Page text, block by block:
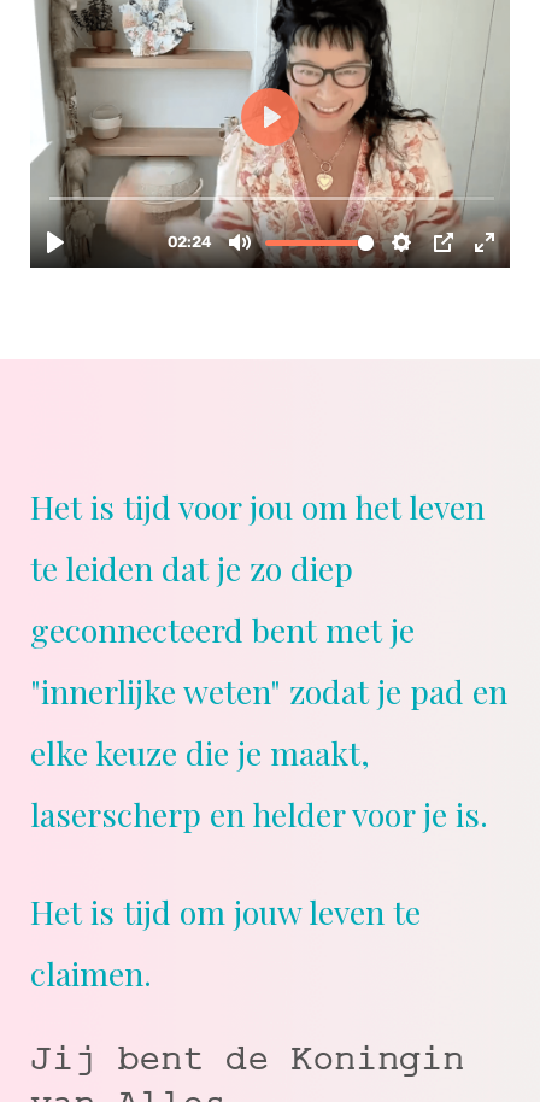
Het is tijd voor jou om het leven
te leiden dat je zo diep
geconnecteerd bent met je
"innerlijke weten" zodat je pad en
elke keuze die je maakt,
laserscherp en helder voor je is.
Het is tijd om jouw leven te
claimen.
Jij bent de Koningin